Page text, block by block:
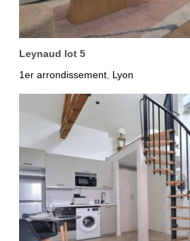
Leynaud lot 5
1er arrondissement, Lyon